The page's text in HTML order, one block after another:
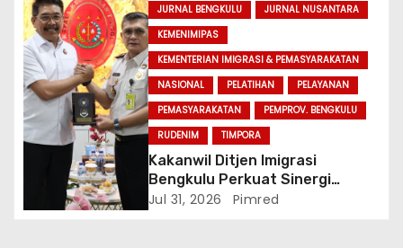
JURNAL BENGKULU
JURNAL NUSANTARA
KEMENIMIPAS
KEMENTERIAN IMIGRASI & PEMASYARAKATAN
NASIONAL
PELATIHAN
PELAYANAN
PEMASYARAKATAN
PEMPROV. BENGKULU
RUDENIM
TIMPORA
Kakanwil Ditjen Imigrasi
Bengkulu Perkuat Sinergi
Penegakan Hukum Melalui
Jul 31, 2026 Pimred